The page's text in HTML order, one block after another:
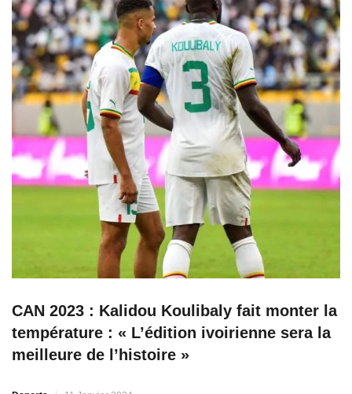
CAN 2023 : Kalidou Koulibaly fait monter la
température : « L’édition ivoirienne sera la
meilleure de l’histoire »